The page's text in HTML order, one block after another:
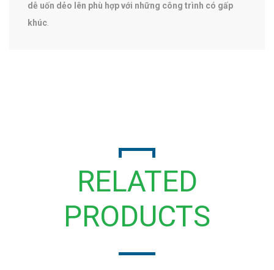
dễ uốn dẻo lên phù hợp với những công trình có gấp
khúc
RELATED
PRODUCTS